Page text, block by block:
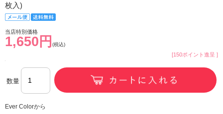
枚入)
当店特別価格
1,650円 (税込)
[150ポイント進呈 ]
数量
Ever Colorから